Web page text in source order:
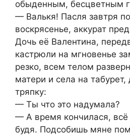
обыденным, бесцветным
— Валькя! Пасля завтря
воскрясенье, аккурат
Дочь её Валентина,
кастрюли на мгновенье
резко, всем телом
матери и села на
тряпку:
— Ты что это надумала?
— А время кончилася,
будя. Подсобишь мяне